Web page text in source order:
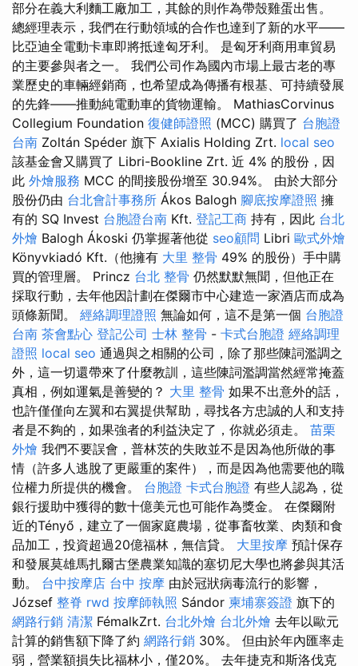
部分在義大利麵工廠加工，其餘的則作為帶殼雞蛋出售。
總經理表示，我們在行動領域的合作也達到了新的水平——
比亞迪全電動卡車即將抵達匈牙利。 是匈牙利商用車貿易
的主要參與者之一。 我們公司作為國內市場上最古老的專
業歷史的車輛經銷商，也希望成為傳播有根基、可持續發展
的先鋒——推動純電動車的貨物運輸。 MathiasCorvinus
Collegium Foundation 復健師證照 (MCC) 購買了 台胞證
台南 Zoltán Spéder 旗下 Axialis Holding Zrt. local seo
該基金會又購買了 Libri-Bookline Zrt. 近 4% 的股份，因
此 外燴服務 MCC 的間接股份增至 30.94%。 由於大部分
股份仍由 台北會計事務所 Ákos Balogh 腳底按摩證照 擁
有的 SQ Invest 台胞證台南 Kft. 登記工商 持有，因此 台北
外燴 Balogh Ákoski 仍掌握著他從 seo顧問 Libri 歐式外燴
Könyvkiadó Kft.（他擁有 大里 整骨 49% 的股份）手中購
買的管理層。 Princz 台北 整骨 仍然默默無聞，但他正在
採取行動，去年他因計劃在傑爾市中心建造一家酒店而成為
頭條新聞。 經絡調理證照 無論如何，這不是第一個 台胞證
台南 茶會點心 登記公司 士林 整骨 - 卡式台胞證 經絡調理
證照 local seo 通過與之相關的公司，除了那些陳詞濫調之
外，這一切還帶來了什麼教訓，這些陳詞濫調當然經常掩蓋
真相，例如運氣是善變的？ 大里 整骨 如果不出意外的話，
也許僅僅向左翼和右翼提供幫助，尋找各方忠誠的人和支持
者是不夠的，如果強者的利益決定了，你就必須走。 苗栗
外燴 我們不要誤會，普林茨的失敗並不是因為他所做的事
情（許多人逃脫了更嚴重的案件），而是因為他需要他的職
位權力所提供的機會。 台胞證 卡式台胞證 有些人認為，從
銀行援助中獲得的數十億美元也可能作為獎金。 在傑爾附
近的Tényő，建立了一個家庭農場，從事畜牧業、肉類和食
品加工，投資超過20億福林，無信貸。 大里按摩 預計保存
和發展莫雄馬扎爾古堡農業知識的塞切尼大學也將參與其活
動。 台中按摩店 台中 按摩 由於冠狀病毒流行的影響，
József 整脊 rwd 按摩師執照 Sándor 柬埔寨簽證 旗下的
網路行銷 清潔 FémalkZrt. 台北外燴 台北外燴 去年以歐元
計算的銷售額下降了約 網路行銷 30%。 但由於年內匯率走
弱，營業額損失比福林小，僅20%。 去年捷克和斯洛伐克